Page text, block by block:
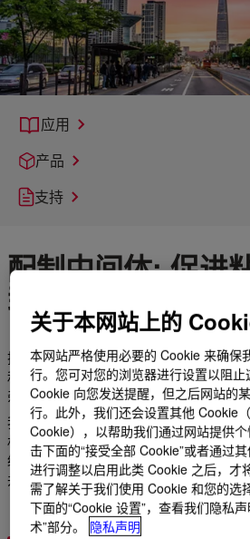
应用
产品
支持
配制中间体: 促进
封剂技术的发展
探索我们的粘合剂和密封剂中间体。从
和聚烯烃，使用陶氏先进的粘合剂和密
杂的配方挑战。
我们广泛的产品组合使配方设计师能够
材实现稳健的粘合力和长期的耐用性。
绩效和可持续发展目标。通过陶氏中间
并提高加工效率。
关于本网站上的
本网站严格使用必要的 Cookie 来确保
行。您可对您的浏览器进行设置以阻
Cookie 向您发送提醒，但之后网站的
行。此外，我们还会设置其他 Cookie
Cookie），以帮助我们通过网站提供
击下面的“接受全部 Cookie”或者通过
进行调整以启用此类 Cookie 之后，才
需了解关于我们使用 Cookie 和您的选
下面的“Cookie 设置”，查看我们隐私
术”部分。
隐私声明